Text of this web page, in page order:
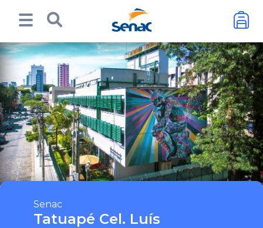
Senac
Tatuapé Cel. Luís